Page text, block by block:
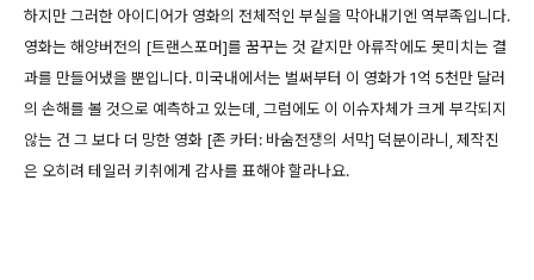
하지만 그러한 아이디어가 영화의 전체적인 부실을 막아내기엔 역부족입니다.
영화는 해양버전의 [트랜스포머]를 꿈꾸는 것 같지만 아류작에도 못미치는 결
과를 만들어냈을 뿐입니다. 미국내에서는 벌써부터 이 영화가 1억 5천만 달러
의 손해를 볼 것으로 예측하고 있는데, 그럼에도 이 이슈자체가 크게 부각되지
않는 건 그 보다 더 망한 영화 [존 카터: 바숨전쟁의 서막] 덕분이라니, 제작진
은 오히려 테일러 키취에게 감사를 표해야 할라나요.